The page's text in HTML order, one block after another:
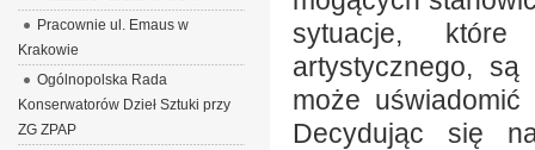
sytuacje, które
artystycznego,
może
Decydując się
Pracownie ul. Emaus w
Krakowie
Ogólnopolska Rada
Konserwatorów Dzieł Sztuki przy
ZG ZPAP